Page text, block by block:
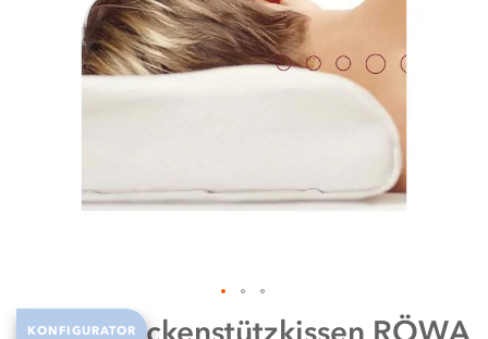
KONFIGURATOR
Röwa Nackenstützkissen RÖWA